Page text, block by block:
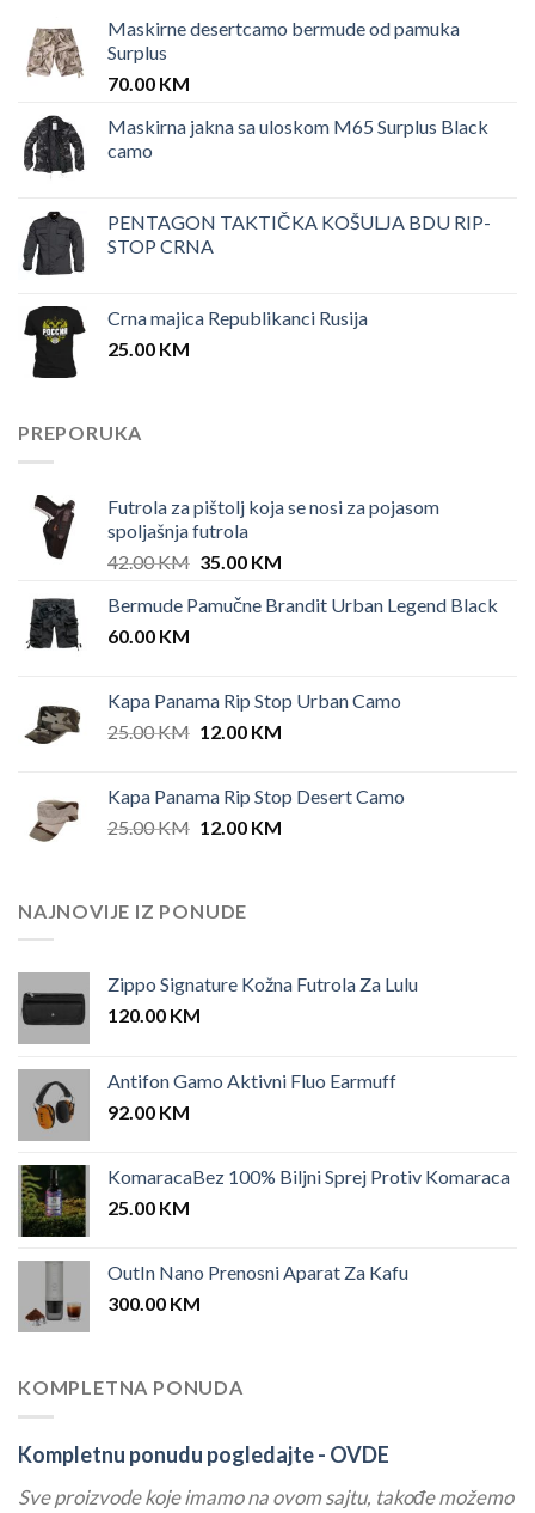
Maskirne desertcamo bermude od pamuka
Surplus
70.00 KM
Maskirna jakna sa uloskom M65 Surplus Black
camo
PENTAGON TAKTIČKA KOŠULJA BDU RIP-
STOP CRNA
Crna majica Republikanci Rusija
25.00 KM
PREPORUKA
Futrola za pištolj koja se nosi za pojasom
spoljašnja futrola
42.00KM Original
was:
35.00 KMCurrent
is:
Bermude Pamučne Brandit Urban Legend Black
60.00 KM
Kapa Panama Rip Stop Urban Camo
25.00KM Original
25.00 KM.
12.00 KMCurrent
12.00 KM.
Kapa Panama Rip Stop Desert Camo
25.00KM Original
25.00 KM.
12.00 KMCurrent
NAJNOVIJE IZ PONUDE
Zippo Signature Kožna Futrola Za Lulu
120.00 KM
Antifon Gamo Aktivni Fluo Earmuff
92.00 KM
KomaracaBez 100% Biljni Sprej Protiv Komaraca
25.00 KM
OutIn Nano Prenosni Aparat Za Kafu
300.00 KM
KOMPLETNA PONUDA
Kompletnu ponudu pogledajte - OVDE
Sve proizvode koje imamo na ovom sajtu, takođe možemo